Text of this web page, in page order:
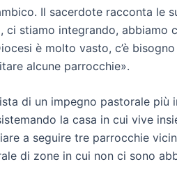
Il sacerdote racconta le
stiamo integrando, abbiamo
è molto vasto, c’è
alcune parrocchie».
di un impegno pastorale
la casa in cui vive
a seguire tre parrocchie
di zone in cui non ci sono